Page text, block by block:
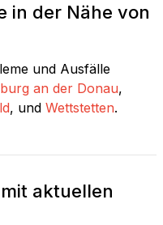
in der Nähe von
und Ausfälle
an der Donau,
, und Wettstetten.
aktuellen